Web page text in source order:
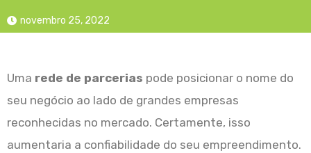
novembro 25, 2022
Uma rede de parcerias pode posicionar o nome do
seu negócio ao lado de grandes empresas
reconhecidas no mercado. Certamente, isso
aumentaria a confiabilidade do seu empreendimento.